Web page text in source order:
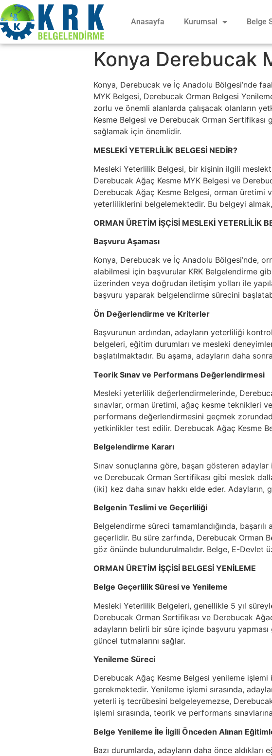
Anasayfa Kurumsal Belge
Konya Derebucak
Konya, Derebucak ve İç Anadolu Bölgesi’nde
MYK Belgesi, Derebucak Orman Belgesi
zorlu ve önemli alanlarda çalışacak olanların
Kesme Belgesi ve Derebucak Orman
sağlamak için önemlidir.
MESLEKİ YETERLİLİK BELGESİ NEDİR?
Mesleki Yeterlilik Belgesi, bir kişinin ilgili
Derebucak Ağaç Kesme MYK Belgesi ve
Derebucak Ağaç Kesme Belgesi, orman
yeterliliklerini belgelemektedir. Bu belgeyi
ORMAN ÜRETİM İŞÇİSİ MESLEKİ YETERLİLİK
Başvuru Aşaması
Konya, Derebucak ve İç Anadolu Bölgesi’nde,
alabilmesi için başvurular KRK Belgelendirme
üzerinden veya doğrudan iletişim yolları ile
başvuru yaparak belgelendirme sürecini
Ön Değerlendirme ve Kriterler
Başvurunun ardından, adayların yeterliliği
belgeleri, eğitim durumları ve mesleki
başlatılmaktadır. Bu aşama, adayların daha
Teorik Sınav ve Performans Değerlendirmesi
Mesleki yeterlilik değerlendirmelerinde,
sınavlar, orman üretimi, ağaç kesme teknikleri
performans değerlendirmesini geçmek
yetkinlikler test edilir. Derebucak Ağaç Kesme
Belgelendirme Kararı
Sınav sonuçlarına göre, başarı gösteren
ve Derebucak Orman Sertifikası gibi meslek
(iki) kez daha sınav hakkı elde eder.
Belgenin Teslimi ve Geçerliliği
Belgelendirme süreci tamamlandığında,
geçerlidir. Bu süre zarfında, Derebucak Orman
göz önünde bulundurulmalıdır. Belge, E-Devlet
ORMAN ÜRETİM İŞÇİSİ BELGESİ YENİLEME
Belge Geçerlilik Süresi ve Yenileme
Mesleki Yeterlilik Belgeleri, genellikle 5 yıl
Derebucak Orman Sertifikası ve Derebucak
adayların belirli bir süre içinde başvuru
güncel tutmalarını sağlar.
Yenileme Süreci
Derebucak Ağaç Kesme Belgesi yenileme
gerekmektedir. Yenileme işlemi sırasında,
yeterli iş tecrübesini belgeleyemezse,
işlemi sırasında, teorik ve performans
Belge Yenileme İle İlgili Önceden Alınan
Bazı durumlarda, adayların daha önce